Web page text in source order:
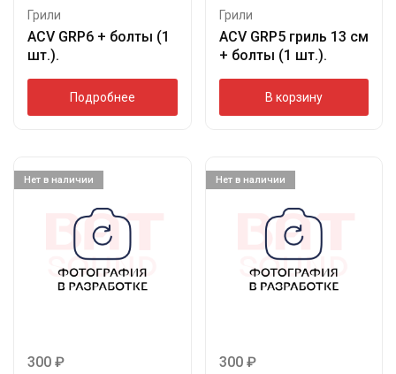
Грили
ACV GRP6 + болты (1
шт.).
Подробнее
Грили
ACV GRP5 гриль 13 см
+ болты (1 шт.).
В корзину
Нет в наличии
300 ₽
Нет в наличии
300 ₽